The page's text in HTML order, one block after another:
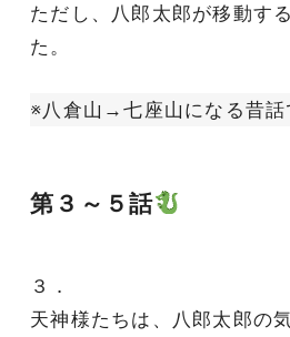
ただし、八郎太郎が移動す
た。
※八倉山→七座山になる昔話
第３～５話
３．
天神様たちは、八郎太郎の